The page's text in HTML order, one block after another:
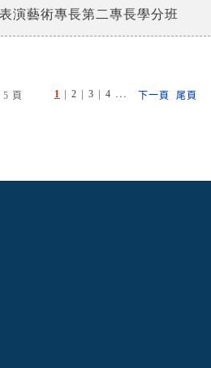
演藝術專長第二專長學分班
頁 1 | 2 | 3 | 4 ... 下一頁 尾頁